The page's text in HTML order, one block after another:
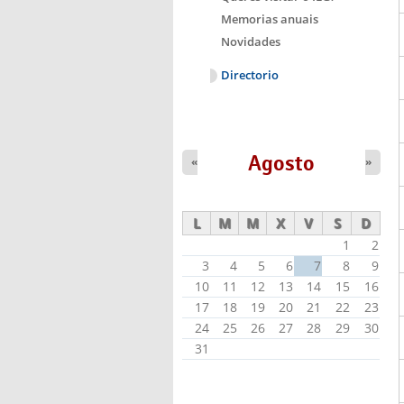
Memorias anuais
Novidades
Directorio
Agosto
« »
L M M X V S D
1
2
3
4 5 6 7 8
9
10
11 12 13 14 15
16
17
18 19 20 21 22
23
24
25 26 27 28 29
30
31